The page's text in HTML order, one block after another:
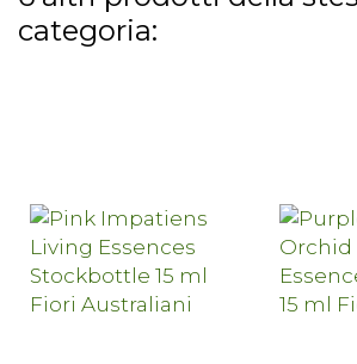
categoria: